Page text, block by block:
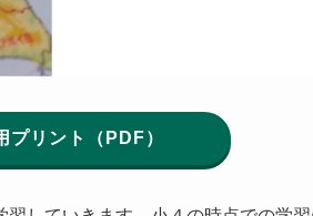
プリント（PDF）